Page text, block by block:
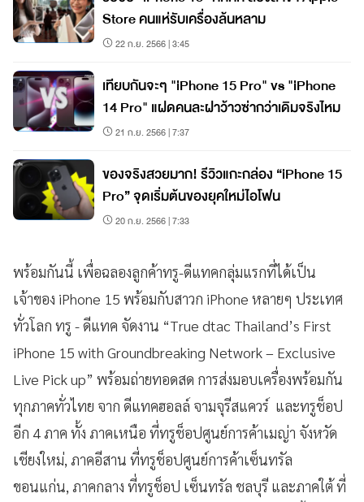
Store คนแห่รับเครื่องล้นหลาม
22 ก.ย. 2566 | 3:45
เทียบกันจะๆ "iPhone 15 Pro" vs "iPhone
14 Pro" แฝดคนละฝาว้าวซ่ากว่าเดิมจริงไหม
21 ก.ย. 2566 | 7:37
ของจริงสวยมาก! รีวิวแกะกล่อง “iPhone 15
Pro” จุดเริ่มต้นของยุคใหม่ไอโฟน
20 ก.ย. 2566 | 7:33
พร้อมกันนี้ เพื่อฉลองลูกค้าทรู-ดีแทคกลุ่มแรกที่ได้เป็น
เจ้าของ iPhone 15 พร้อมกับสาวก iPhone หลายๆ ประเทศ
ทั่วโลก ทรู - ดีแทค จัดงาน “True dtac Thailand’s First
iPhone 15 with Groundbreaking Network – Exclusive
Live Pick up” พร้อมถ่ายทอดสด การส่งมอบเครื่องพร้อมกัน
ทุกภาคทั่วไทย จาก ดีแทคฮอลล์ จามจุรีสแควร์ และทรูช็อป
อีก 4 ภาค ทั้ง ภาคเหนือ ที่ทรูช็อปศูนย์การค้าเมญ่า จังหวัด
เชียงใหม่, ภาคอีสาน ที่ทรูช็อปศูนย์การค้าเซ็นทรัล
ขอนแก่น, ภาคกลาง ที่ทรูช็อป เซ็นทรัล ชลบุรี และภาคใต้ ที่